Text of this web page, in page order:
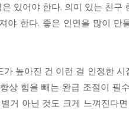
있어야 한다. 의미 있는 친
야 한다. 좋은 인연을 많이
가 높아진 건 이런 걸 인정한
상 힘을 빼는 완급 조절이 필
거 아닌 것도 크게 느껴진다